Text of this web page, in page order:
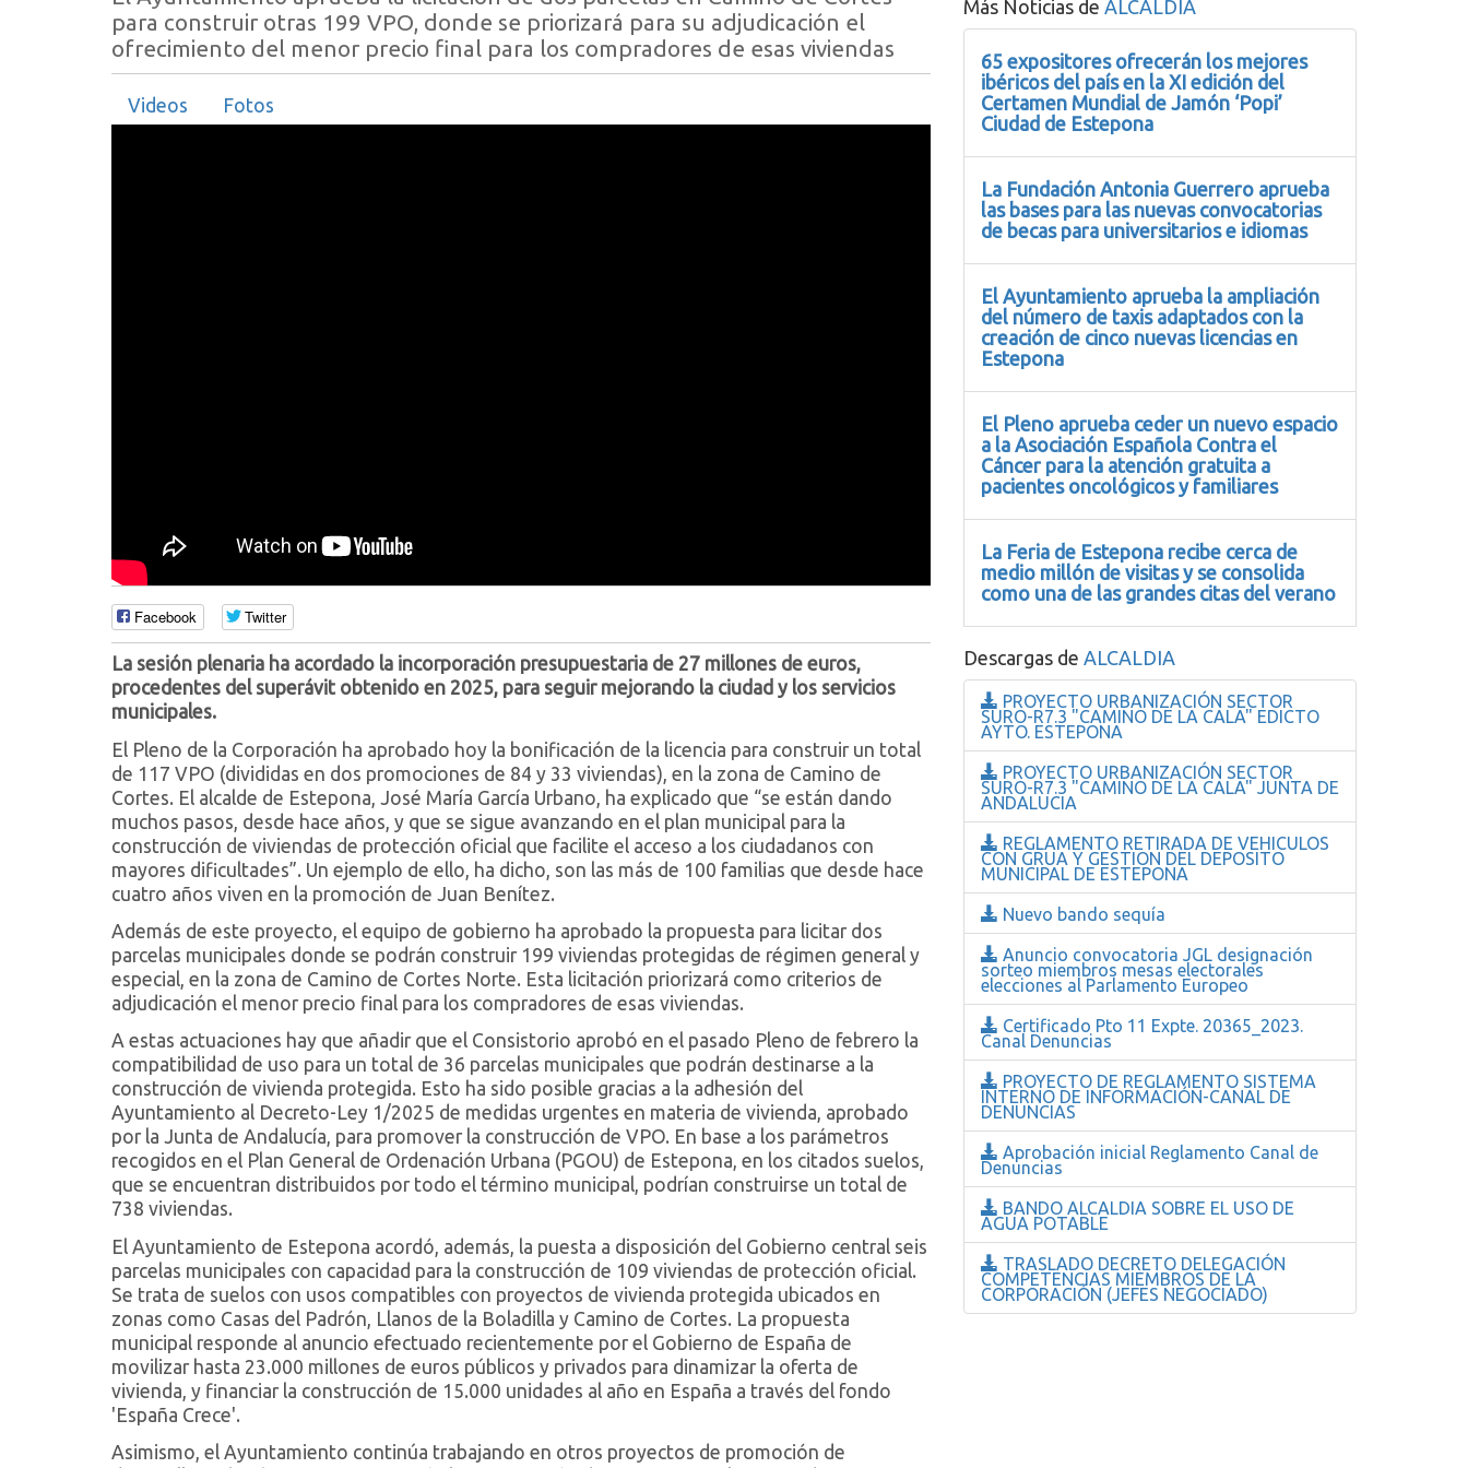
para construir otras 199 VPO, donde se priorizará para su adjudicación el
ofrecimiento del menor precio final para los compradores de esas viviendas
Videos Fotos
Facebook Twitter
La sesión plenaria ha acordado la incorporación presupuestaria de 27 millones de euros,
procedentes del superávit obtenido en 2025, para seguir mejorando la ciudad y los servicios
municipales.
El Pleno de la Corporación ha aprobado hoy la bonificación de la licencia para construir un total
de 117 VPO (divididas en dos promociones de 84 y 33 viviendas), en la zona de Camino de
Cortes. El alcalde de Estepona, José María García Urbano, ha explicado que “se están dando
muchos pasos, desde hace años, y que se sigue avanzando en el plan municipal para la
construcción de viviendas de protección oficial que facilite el acceso a los ciudadanos con
mayores dificultades”. Un ejemplo de ello, ha dicho, son las más de 100 familias que desde hace
cuatro años viven en la promoción de Juan Benítez.
Además de este proyecto, el equipo de gobierno ha aprobado la propuesta para licitar dos
parcelas municipales donde se podrán construir 199 viviendas protegidas de régimen general y
especial, en la zona de Camino de Cortes Norte. Esta licitación priorizará como criterios de
adjudicación el menor precio final para los compradores de esas viviendas.
A estas actuaciones hay que añadir que el Consistorio aprobó en el pasado Pleno de febrero la
compatibilidad de uso para un total de 36 parcelas municipales que podrán destinarse a la
construcción de vivienda protegida. Esto ha sido posible gracias a la adhesión del
Ayuntamiento al Decreto-Ley 1/2025 de medidas urgentes en materia de vivienda, aprobado
por la Junta de Andalucía, para promover la construcción de VPO. En base a los parámetros
recogidos en el Plan General de Ordenación Urbana (PGOU) de Estepona, en los citados suelos,
que se encuentran distribuidos por todo el término municipal, podrían construirse un total de
738 viviendas.
El Ayuntamiento de Estepona acordó, además, la puesta a disposición del Gobierno central seis
parcelas municipales con capacidad para la construcción de 109 viviendas de protección oficial.
Se trata de suelos con usos compatibles con proyectos de vivienda protegida ubicados en
zonas como Casas del Padrón, Llanos de la Boladilla y Camino de Cortes. La propuesta
municipal responde al anuncio efectuado recientemente por el Gobierno de España de
movilizar hasta 23.000 millones de euros públicos y privados para dinamizar la oferta de
vivienda, y financiar la construcción de 15.000 unidades al año en España a través del fondo
'España Crece'.
Asimismo, el Ayuntamiento continúa trabajando en otros proyectos de promoción de
Más Noticias de ALCALDIA
65 expositores ofrecerán los mejores
ibéricos del país en la XI edición del
Certamen Mundial de Jamón ‘Popi’
Ciudad de Estepona
La Fundación Antonia Guerrero aprueba
las bases para las nuevas convocatorias
de becas para universitarios e idiomas
El Ayuntamiento aprueba la ampliación
del número de taxis adaptados con la
creación de cinco nuevas licencias en
Estepona
El Pleno aprueba ceder un nuevo espacio
a la Asociación Española Contra el
Cáncer para la atención gratuita a
pacientes oncológicos y familiares
La Feria de Estepona recibe cerca de
medio millón de visitas y se consolida
como una de las grandes citas del verano
Descargas de ALCALDIA
PROYECTO URBANIZACIÓN SECTOR
SURO-R7.3 "CAMINO DE LA CALA" EDICTO
AYTO. ESTEPONA
PROYECTO URBANIZACIÓN SECTOR
SURO-R7.3 "CAMINO DE LA CALA" JUNTA DE
ANDALUCIA
REGLAMENTO RETIRADA DE VEHICULOS
CON GRUA Y GESTION DEL DEPOSITO
MUNICIPAL DE ESTEPONA
Nuevo bando sequía
Anuncio convocatoria JGL designación
sorteo miembros mesas electorales
elecciones al Parlamento Europeo
Certificado Pto 11 Expte. 20365_2023.
Canal Denuncias
PROYECTO DE REGLAMENTO SISTEMA
INTERNO DE INFORMACIÓN-CANAL DE
DENUNCIAS
Aprobación inicial Reglamento Canal de
Denuncias
BANDO ALCALDIA SOBRE EL USO DE
AGUA POTABLE
TRASLADO DECRETO DELEGACIÓN
COMPETENCIAS MIEMBROS DE LA
CORPORACIÓN (JEFES NEGOCIADO)